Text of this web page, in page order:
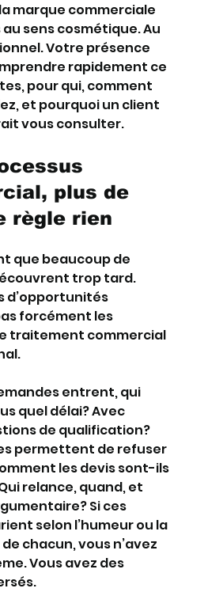
marque commerciale
sens cosmétique. Au
Votre présence
rapidement ce
pour qui, comment
et pourquoi un client
vous consulter.
plus de
règle rien
que beaucoup de
trop tard.
d’opportunités
forcément les
traitement commercial
entrent, qui
quel délai? Avec
de qualification?
permettent de refuser
les devis sont-ils
relance, quand, et
Si ces
selon l’humeur ou la
chacun, vous n’avez
Vous avez des